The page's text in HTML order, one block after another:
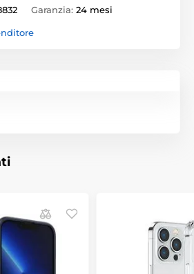
Garanzia: 24 mesi